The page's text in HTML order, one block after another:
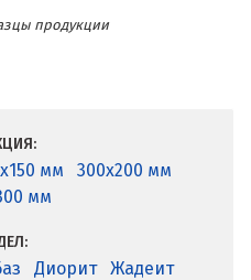
продукции
мм
300x200 мм
мм
Диорит
Жадеит